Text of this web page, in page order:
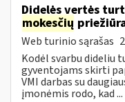
Didelės vertės
mokesčių
Web turinio sąrašas
Kodėl svarbu dideliu
gyventojams skirti
VMI darbas su
įmonėmis rodo, kad ...